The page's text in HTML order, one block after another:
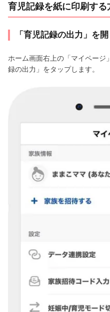
育児記録を紙に印刷する
「育児記録の出力」を開
ホーム画面右上の「マイページ
録の出力」をタップします。